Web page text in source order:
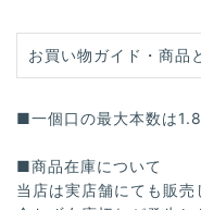
お買い物ガイド・商品
■一個口の最大本数は
■商品在庫について
当店は実店舗にても販